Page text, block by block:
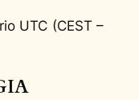
UTC (CEST –